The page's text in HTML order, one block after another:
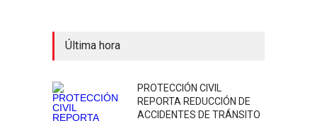
Última hora
PROTECCIÓN CIVIL
REPORTA REDUCCIÓN DE
ACCIDENTES DE TRÁNSITO